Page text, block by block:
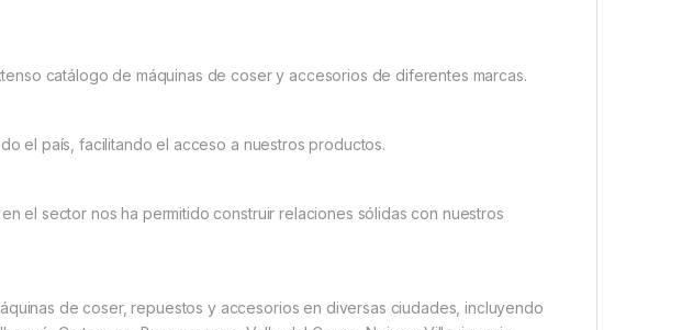
catálogo de máquinas de coser y accesorios de diferentes marcas.
el país, facilitando el acceso a nuestros productos.
el sector nos ha permitido construir relaciones sólidas con nuestros
de coser, repuestos y accesorios en diversas ciudades, incluyendo